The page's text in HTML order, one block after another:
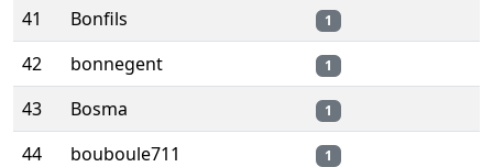
41 Bonfils 1
42 bonnegent 1
43 Bosma 1
44 bouboule711 1